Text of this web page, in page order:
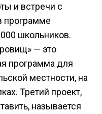
и встречи с
программе
школьников.
— это
программа для
местности, на
Третий проект,
называется